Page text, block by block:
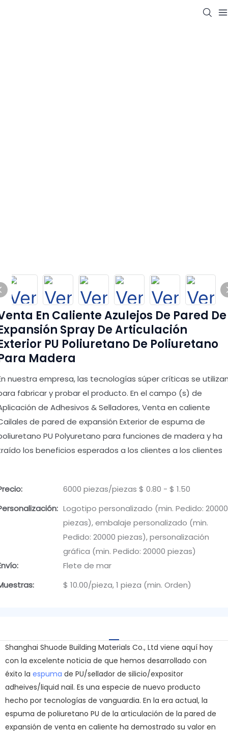
En Caliente Azulejos De Pared De
Spray De Articulación
PU Poliuretano De Poliuretano
Madera
nuestra empresa, las tecnologías súper críticas se
fabricar y probar el producto. En el campo (s) de
de Adhesivos & Selladores, Venta en caliente
de pared de expansión Exterior de espuma de
PU Polyuretano para funciones de madera y ha
los beneficios esperados a los clientes a los clientes
6000 piezas/piezas $ 0.80 - $ 1.50
Logotipo personalizado (min. Pedido: 20000
piezas), embalaje personalizado (min.
Pedido: 20000 piezas), personalización
gráfica (min. Pedido: 20000 piezas)
Flete de mar
$ 10.00/pieza, 1 pieza (min. Orden)
Shanghai Shuode Building Materials Co., Ltd viene aquí hoy
con la excelente noticia de que hemos desarrollado con
éxito la espuma de PU/sellador de silicio/expositor
adheives/liquid nail. Es una especie de nuevo producto
hecho por tecnologías de vanguardia. En la era actual, la
espuma de poliuretano PU de la articulación de la pared de
expansión de venta en caliente ha demostrado su valor en